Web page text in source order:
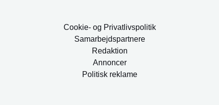
Cookie- og Privatlivspolitik
Samarbejdspartnere
Redaktion
Annoncer
Politisk reklame